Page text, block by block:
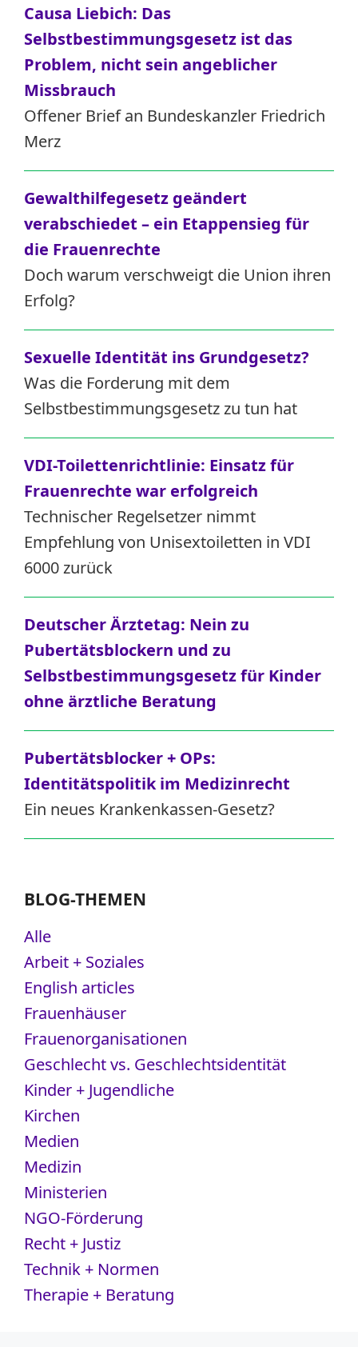
Causa Liebich: Das
Selbstbestimmungsgesetz ist das
Problem, nicht sein angeblicher
Missbrauch
Offener Brief an Bundeskanzler Friedrich
Merz
Gewalthilfegesetz geändert
verabschiedet – ein Etappensieg für
die Frauenrechte
Doch warum verschweigt die Union ihren
Erfolg?
Sexuelle Identität ins Grundgesetz?
Was die Forderung mit dem
Selbstbestimmungsgesetz zu tun hat
VDI-Toilettenrichtlinie: Einsatz für
Frauenrechte war erfolgreich
Technischer Regelsetzer nimmt
Empfehlung von Unisextoiletten in VDI
6000 zurück
Deutscher Ärztetag: Nein zu
Pubertätsblockern und zu
Selbstbestimmungsgesetz für Kinder
ohne ärztliche Beratung
Pubertätsblocker + OPs:
Identitätspolitik im Medizinrecht
Ein neues Krankenkassen-Gesetz?
BLOG-THEMEN
Alle
Arbeit + Soziales
English articles
Frauenhäuser
Frauenorganisationen
Geschlecht vs. Geschlechtsidentität
Kinder + Jugendliche
Kirchen
Medien
Medizin
Ministerien
NGO-Förderung
Recht + Justiz
Technik + Normen
Therapie + Beratung